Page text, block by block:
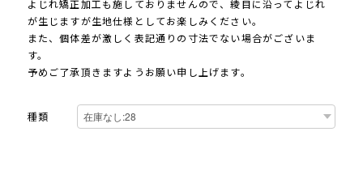
よじれ矯正加工も施しておりませんので、綾目に沿ってよじれ
が生じますが生地仕様としてお楽しみください。
また、個体差が激しく表記通りの寸法でない場合がございま
す。
予めご了承頂きますようお願い申し上げます。
種類